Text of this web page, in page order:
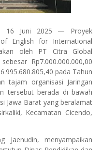
16 Juni 2025 — Proyek
English for International
oleh PT Citra Global
Rp7.000.000.000,00
pada Tahun
tajam organisasi Jaringan
tersebut berada di bawah
Jawa Barat yang beralamat
Kecamatan Cicendo,
Jaenudin, menyampaikan